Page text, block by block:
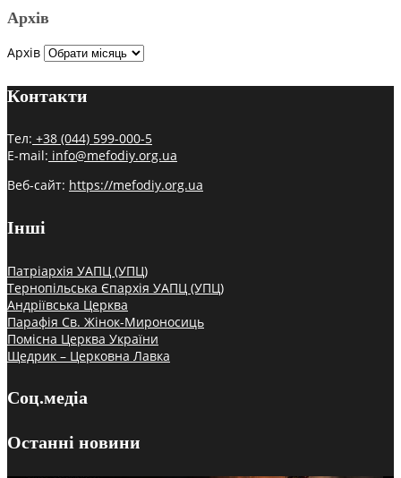
Архів
Архів
Контакти
Тел: +38 (044) 599-000-5
E-mail: info@mefodiy.org.ua
Веб-сайт: https://mefodiy.org.ua
Інші
Патріархія УАПЦ (УПЦ)
Тернопільська Єпархія УАПЦ (УПЦ)
Андріївська Церква
Парафія Св. Жінок-Мироносиць
Помісна Церква України
Щедрик – Церковна Лавка
Соц.медіа
Останні новини